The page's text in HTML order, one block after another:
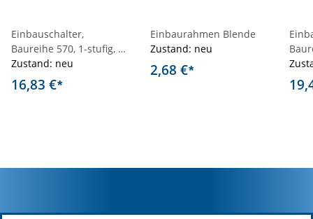
Einbauschalter,
Baureihe 570, 1-stufig, 1-
reihig, Auffind- und
Funktionsbeleuchtung,
Einschaltsperre
Zustand: neu
16,83 €*
Einbaurahmen Blende
Zustand: neu
2,68 €*